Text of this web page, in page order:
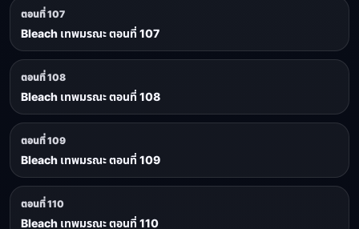
ตอนที่ 107
Bleach เทพมรณะ ตอนที่ 107
ตอนที่ 108
Bleach เทพมรณะ ตอนที่ 108
ตอนที่ 109
Bleach เทพมรณะ ตอนที่ 109
ตอนที่ 110
Bleach เทพมรณะ ตอนที่ 110